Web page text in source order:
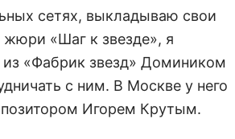
сетях, выкладываю свои
«Шаг к звезде», я
«Фабрик звезд» Домиником
с ним. В Москве у него
Игорем Крутым.